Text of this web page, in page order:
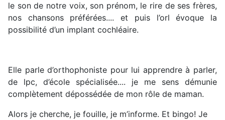
le son de notre voix, son prénom, le rire de ses frères,
nos chansons préférées.... et puis l’orl évoque la
possibilité d’un implant cochléaire.
Elle parle d’orthophoniste pour lui apprendre à parler,
de lpc, d’école spécialisée.... je me sens démunie
complètement dépossédée de mon rôle de maman.
Alors je cherche, je fouille, je m’informe. Et bingo! Je